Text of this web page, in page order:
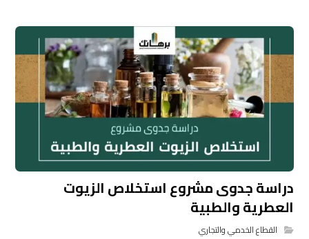
دراسة جدوى مشروع استخلاص الزيوت
العطرية والطبية
القطاع الخدمي والتجاري